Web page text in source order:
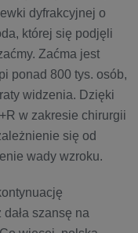
dyfrakcyjnej o
której się podjęli
Zaćma jest
ponad 800 tys. osób,
widzenia. Dzięki
w zakresie chirurgii
się od
wady wzroku.
szansę na